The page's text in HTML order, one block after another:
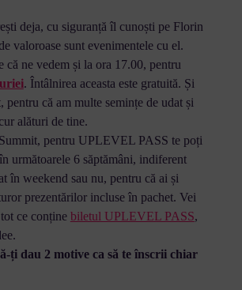
deja, cu siguranță îl cunoști pe Florin
valoroase sunt evenimentele cu el.
că ne vedem și la ora 17.00, pentru
. Întâlnirea aceasta este gratuită. Și
pentru că am multe semințe de udat și
alături de tine.
pentru UPLEVEL PASS te poți
următoarele 6 săptămâni, indiferent
în weekend sau nu, pentru că ai și
prezentărilor incluse în pachet. Vei
ce conține biletul UPLEVEL PASS,
ți dau 2 motive ca să te înscrii chiar